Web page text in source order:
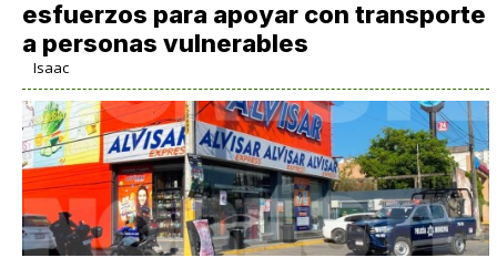
esfuerzos para apoyar con transporte
a personas vulnerables
Isaac